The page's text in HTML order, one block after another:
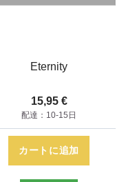
Eternity
15,95 €
配達：10-15日
カートに追加